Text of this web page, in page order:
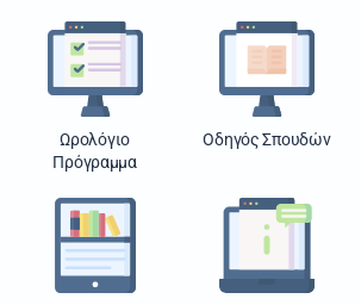
Ωρολόγιο
Πρόγραμμα
Οδηγός Σπουδών